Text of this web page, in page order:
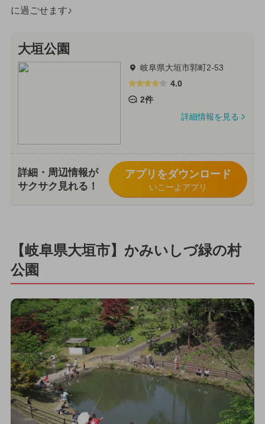
に過ごせます♪
大垣公園
岐阜県大垣市郭町2-53
4.0
2件
詳細情報を見る
詳細・周辺情報が
サクサク見れる！
アプリをダウンロード
いこーよアプリ
【岐阜県大垣市】かみいしづ緑の村
公園